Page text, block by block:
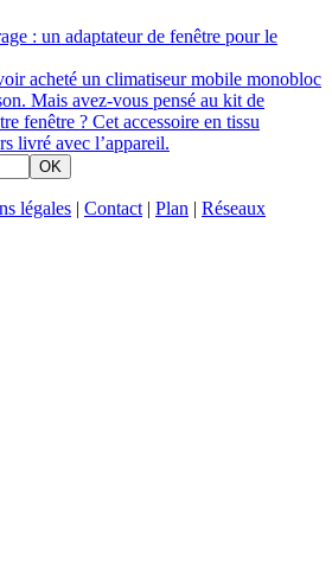
: un adaptateur de fenêtre pour le
acheté un climatiseur mobile monobloc
Mais avez-vous pensé au kit de
fenêtre ? Cet accessoire en tissu
livré avec l’appareil.
OK
légales | Contact | Plan | Réseaux